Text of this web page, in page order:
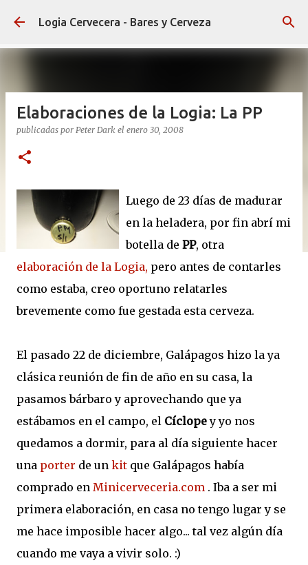
Ir al contenido principal
Logia Cervecera - Bares y Cerveza
Elaboraciones de la Logia: La PP
publicadas por Peter Dark el enero 30, 2008
Luego de 23 días de madurar
en la heladera, por fin abrí mi
botella de PP, otra
elaboración de la Logia, pero antes de contarles
como estaba, creo oportuno relatarles
brevemente como fue gestada esta cerveza.
El pasado 22 de diciembre, Galápagos hizo la ya
clásica reunión de fin de año en su casa, la
pasamos bárbaro y aprovechando que ya
estábamos en el campo, el Cíclopey yo nos
quedamos a dormir, para al día siguiente hacer
una porter de un kit que Galápagos había
comprado en Minicerveceria.com . Iba a ser mi
primera elaboración, en casa no tengo lugar y se
me hace imposible hacer algo... tal vez algún día
cuando me vaya a vivir solo. :)